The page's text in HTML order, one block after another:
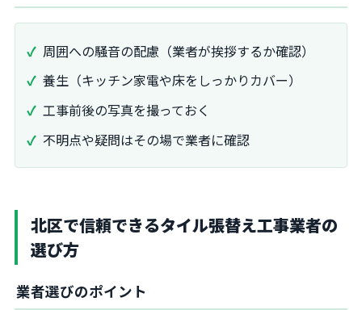
周囲への騒音の配慮（業者が挨拶するか確認）
養生（キッチン家電や床をしっかりカバー）
工事前後の写真を撮っておく
不明点や疑問はその場で業者に確認
北区で信頼できるタイル張替え工事業者の
選び方
業者選びのポイント